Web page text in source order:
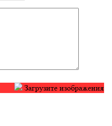
Загрузите изображения